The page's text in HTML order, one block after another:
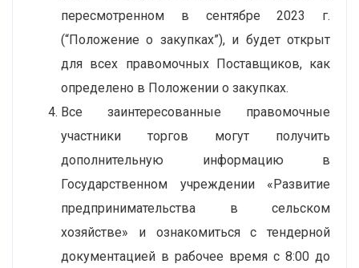
пересмотренном в сентябре 2023 г.
(“Положение о закупках”), и будет открыт
для всех правомочных Поставщиков, как
определено в Положении о закупках.
Все заинтересованные правомочные
участники торгов могут получить
дополнительную информацию в
Государственном учреждении «Развитие
предпринимательства в сельском
хозяйстве» и ознакомиться с тендерной
документацией в рабочее время с 8:00 до